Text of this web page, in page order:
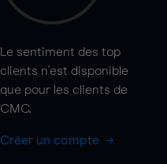
Le sentiment des top
clients n'est disponible
que pour les clients de
CMC.
Créer un compte